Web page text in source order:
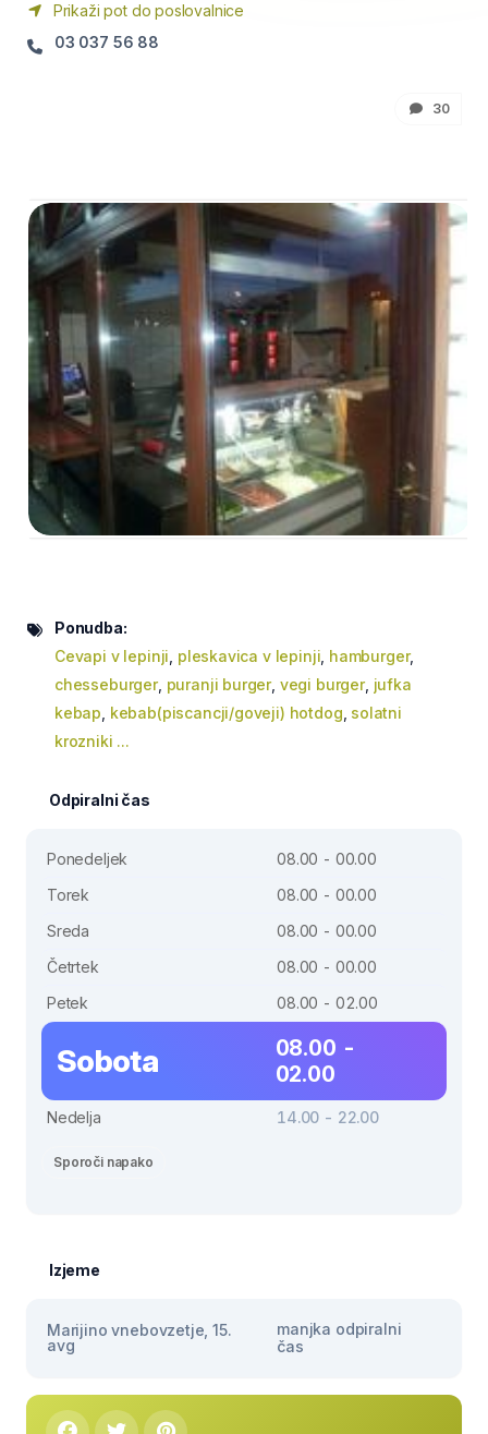
Prikaži pot do poslovalnice
03 037 56 88
30
Ponudba:
Cevapi v lepinji pleskavica v lepinji hamburger,
chesseburger, puranji burger, vegi burger, jufka
kebap kebab(piscancji/goveji) hotdog solatni
krozniki ...
Odpiralni čas
Ponedeljek
08.00 - 00.00
Torek
08.00 - 00.00
Sreda
08.00 - 00.00
Četrtek
08.00 - 00.00
Petek
08.00 - 02.00
Sobota
08.00 -
02.00
Nedelja 14.00 - 22.00
Sporoči napako
Izjeme
Marijino vnebovzetje, 15.
avg
manjka odpiralni
čas